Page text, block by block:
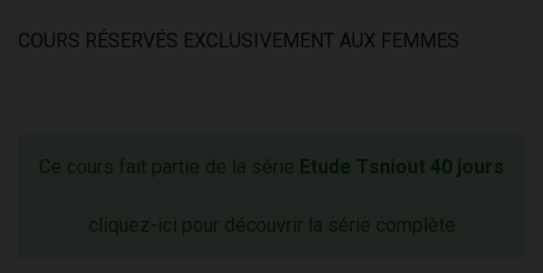
COURS RÉSERVÉS EXCLUSIVEMENT AUX FEMMES
Ce cours fait partie de la série Etude Tsniout 40 jours
:
cliquez-ici pour découvrir la série complète